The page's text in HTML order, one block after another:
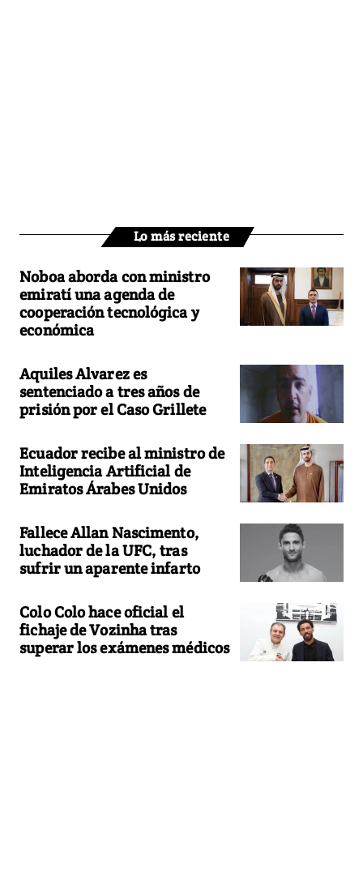
Lo más reciente
Noboa aborda con ministro
emiratí una agenda de
cooperación tecnológica y
económica
Aquiles Alvarez es
sentenciado a tres años de
prisión por el Caso Grillete
Ecuador recibe al ministro de
Inteligencia Artificial de
Emiratos Árabes Unidos
Fallece Allan Nascimento,
luchador de la UFC, tras
sufrir un aparente infarto
Colo Colo hace oficial el
fichaje de Vozinha tras
superar los exámenes médicos